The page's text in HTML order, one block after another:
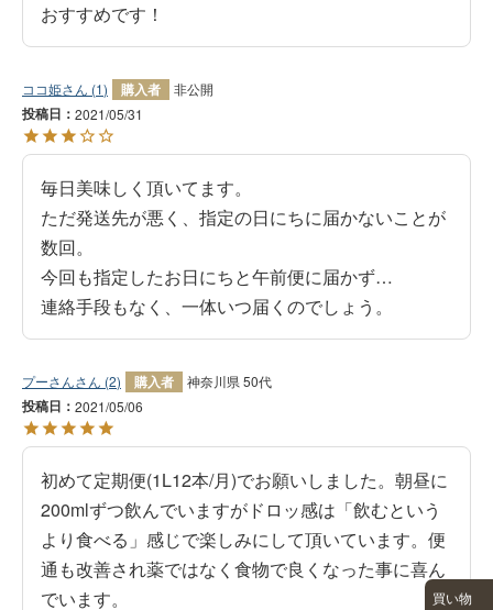
おすすめです！
ココ姫 1 購入者 非公開
投稿日 2021/05/31
毎日美味しく頂いてます。
ただ発送先が悪く、指定の日にちに届かないことが
数回。
今回も指定したお日にちと午前便に届かず…
連絡手段もなく、一体いつ届くのでしょう。
プーさん 2 購入者 神奈川県 50代
投稿日 2021/05/06
初めて定期便(1L12本/月)でお願いしました。朝昼に
200mlずつ飲んでいますがドロッ感は「飲むという
より食べる」感じで楽しみにして頂いています。便
通も改善され薬ではなく食物で良くなった事に喜ん
でいます。
買い物